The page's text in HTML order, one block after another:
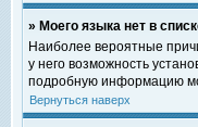
» Моего языка нет в
Наиболее вероятные
у него возможность
подробную информацию
Вернуться наверх